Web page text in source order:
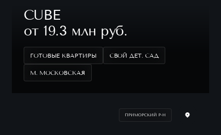
CUBE
от 19.3 млн руб.
ГОТОВЫЕ КВАРТИРЫ СВОЙ ДЕТ. САД
М. МОСКОВСКАЯ
ПРИМОРСКИЙ Р-Н